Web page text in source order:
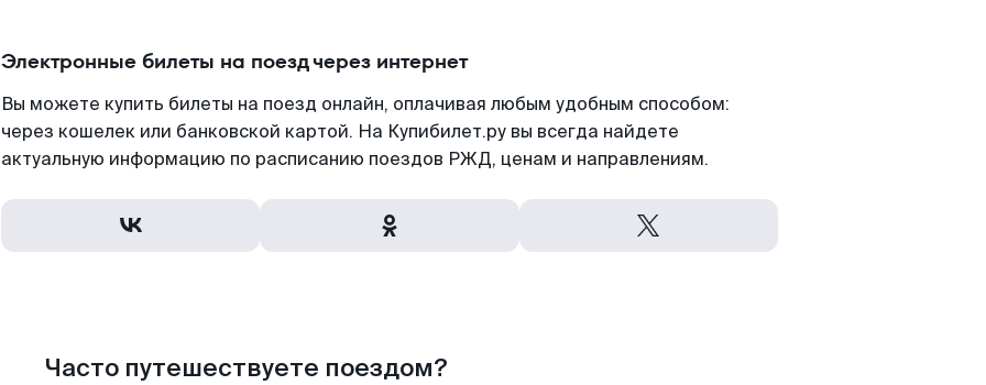
Электронные билеты на поезд через интернет
Вы можете купить билеты на поезд онлайн, оплачивая любым удобным способом:
через кошелек или банковской картой. На Купибилет.ру вы всегда найдете
актуальную информацию по расписанию поездов РЖД, ценам и направлениям.
Часто путешествуете поездом?